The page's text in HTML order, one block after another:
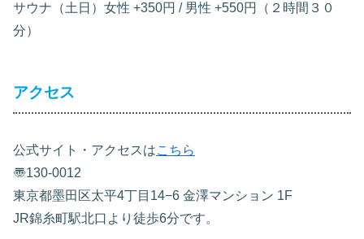
サウナ（土日）女性 +350円 / 男性 +550円（２時間３０
分）
アクセス
公式サイト・アクセスはこちら
〠130-0012
東京都墨田区太平4丁目14−6 金澤マンション 1F
JR錦糸町駅北口より徒歩6分です。